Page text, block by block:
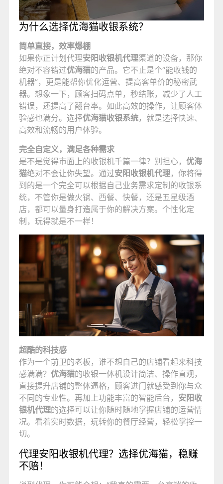
为什么选择优海猫收银系统？
简单直接，效率爆棚
如果你正计划代理安阳收银机代理渠道的设备，那你
绝对不容错过优海猫的产品。它不止是个“能收钱的
机器”，更是能帮你优化运营、提高客单价的秘密武
器。想象一下，顾客扫码点单，秒结账，减少了人工
错误，还提高了翻台率。如此高效的操作，让顾客体
验感也满分。选择优海猫收银系统，就是选择快速、
高效和流畅的用户体验。
完全自定义，满足各种需求
是不是觉得市面上的收银机千篇一律？别担心， 优海
猫绝对不会让你失望。通过安阳收银机代理，你将得
到的是一个完全可以根据自己业务需求定制的收银系
统，不管你是做火锅、西餐、快餐，还是五星级酒
店，都可以量身打造属于你的解决方案。个性化定
制，玩得就是不一样！
超酷的科技感
作为一个前卫的老板，谁不想自己的店铺看起来科技
感满满？ 优海猫的收银一体机设计简洁、操作直观，
直接提升店铺的整体逼格，顾客进门就感受到你与众
不同的专业性。再加上功能丰富的智能后台， 安阳收
银机代理的选择可以让你随时随地掌握店铺的运营情
况。看着实时数据，玩转你的餐厅经营，轻松掌控一
切。
代理安阳收银机代理？选择优海猫，稳赚
不赔！